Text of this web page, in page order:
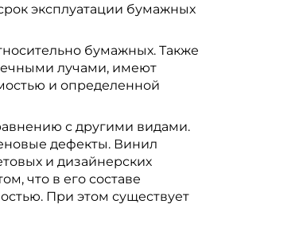
эксплуатации бумажных
бумажных. Также
лучами, имеют
и определенной
с другими видами.
дефекты. Винил
и дизайнерских
что в его составе
При этом существует